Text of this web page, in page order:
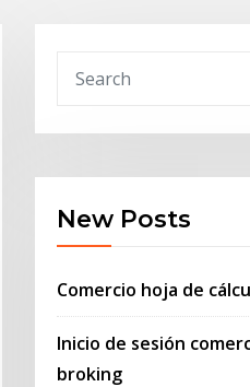
New Posts
Comercio hoja de
Inicio de sesión
broking